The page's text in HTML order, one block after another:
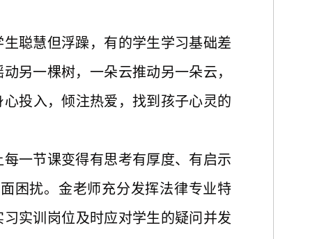
聪慧但浮躁 ， 有的学生学习基础差
另一棵树，一朵云推动另一朵云，
心投入，倾注热爱，找到孩子心灵的
每一节课变得有思考有厚度、 有启示
困扰。金老师充分发挥法律专业特
实训岗位及时应对学生的疑问并发